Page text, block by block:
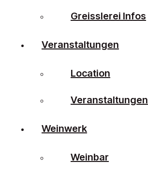
Greisslerei Infos
Veranstaltungen
Location
Veranstaltungen
Weinwerk
Weinbar